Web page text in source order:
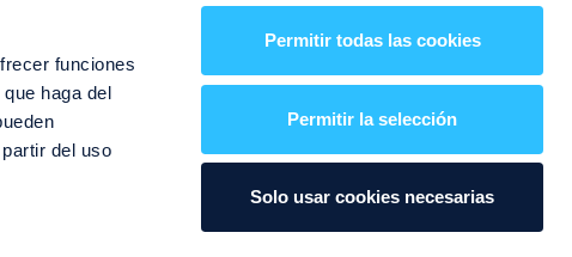
funciones
haga del
del uso
Permitir todas las cookies
Permitir la selección
Solo usar cookies necesarias
y mucho más